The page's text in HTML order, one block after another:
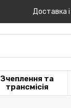
Доставка
Зчеплення та
трансмісія